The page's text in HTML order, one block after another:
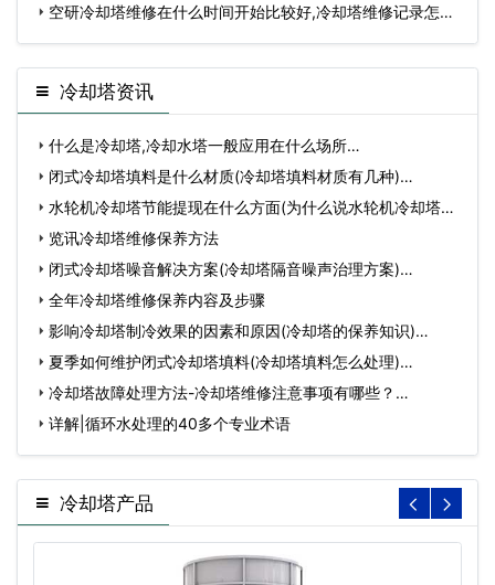
理 空研冷却塔维修在什么时间开始比较好,冷却塔维修记录怎么
做
冷却塔资讯
什么是冷却塔,冷却水塔一般应用在什么场所…
闭式冷却塔填料是什么材质(冷却塔填料材质有几种)…
水轮机冷却塔节能提现在什么方面(为什么说水轮机冷却塔对
节…览讯冷却塔维修保养方法
闭式冷却塔噪音解决方案(冷却塔隔音噪声治理方案)…
全年冷却塔维修保养内容及步骤
影响冷却塔制冷效果的因素和原因(冷却塔的保养知识)…
夏季如何维护闭式冷却塔填料(冷却塔填料怎么处理)…
冷却塔故障处理方法-冷却塔维修注意事项有哪些？…
详解|循环水处理的40多个专业术语
冷却塔产品